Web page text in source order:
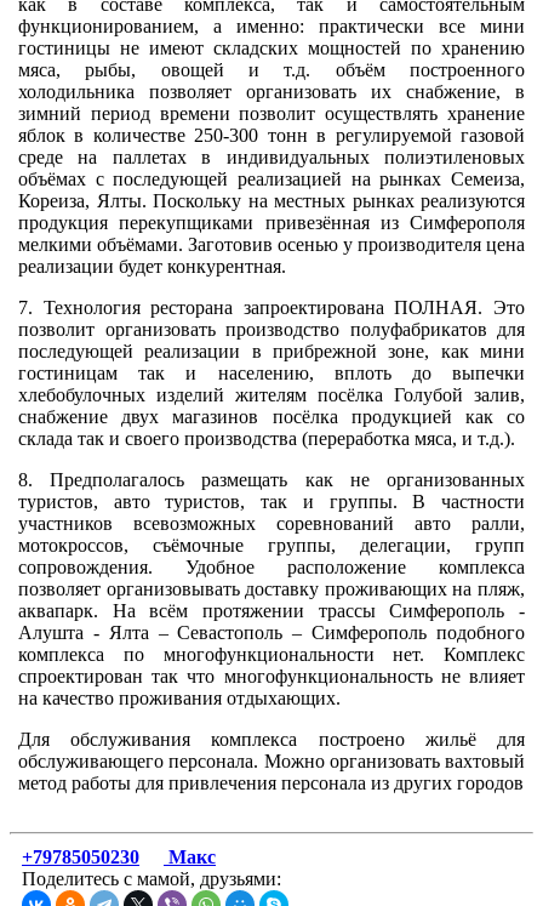
функционированием, а именно: практически все мини
гостиницы не имеют складских мощностей по хранению
мяса, рыбы, овощей и т.д. объём построенного
холодильника позволяет организовать их снабжение, в
зимний период времени позволит осуществлять хранение
яблок в количестве 250-300 тонн в регулируемой газовой
среде на паллетах в индивидуальных полиэтиленовых
объёмах с последующей реализацией на рынках Семеиза,
Кореиза, Ялты. Поскольку на местных рынках реализуются
продукция перекупщиками привезённая из Симферополя
мелкими объёмами. Заготовив осенью у производителя цена
реализации будет конкурентная.
7. Технология ресторана запроектирована ПОЛНАЯ. Это
позволит организовать производство полуфабрикатов для
последующей реализации в прибрежной зоне, как мини
гостиницам так и населению, вплоть до выпечки
хлебобулочных изделий жителям посёлка Голубой залив,
снабжение двух магазинов посёлка продукцией как со
склада так и своего производства (переработка мяса, и т.д.).
8. Предполагалось размещать как не организованных
туристов, авто туристов, так и группы. В частности
участников всевозможных соревнований авто ралли,
мотокроссов, съёмочные группы, делегации, групп
сопровождения. Удобное расположение комплекса
позволяет организовывать доставку проживающих на пляж,
аквапарк. На всём протяжении трассы Симферополь -
Алушта - Ялта – Севастополь – Симферополь подобного
комплекса по многофункциональности нет. Комплекс
спроектирован так что многофункциональность не влияет
на качество проживания отдыхающих.
Для обслуживания комплекса построено жильё для
обслуживающего персонала. Можно организовать вахтовый
метод работы для привлечения персонала из других городов
+79785050230
Макс
Поделитесь с мамой, друзьями: